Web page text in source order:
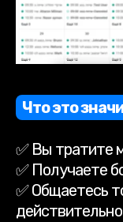
Что это
✅ Вы тратите
✅ Получаете
✅ Общаетесь